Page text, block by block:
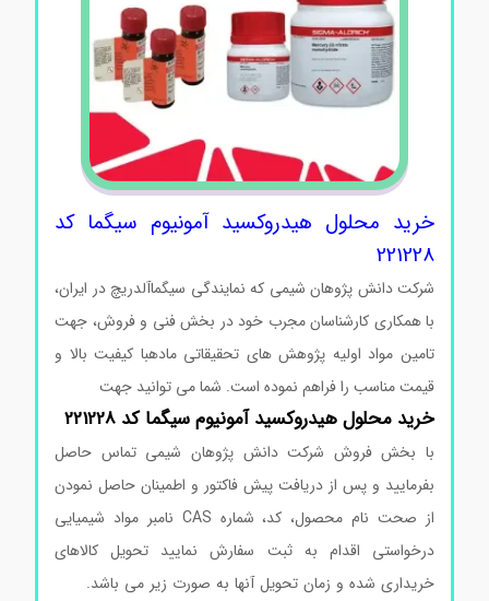
خرید محلول هیدروکسید آمونیوم سیگما کد
221228
شرکت دانش پژوهان شیمی که نمایندگی سیگماآلدریچ در ایران،
با همکاری کارشناسان مجرب خود در بخش فنی و فروش، جهت
تامین مواد اولیه پژوهش های تحقیقاتی مادهبا کیفیت بالا و
قیمت مناسب را فراهم نموده است. شما می توانید جهت
خرید محلول هیدروکسید آمونیوم سیگما کد 221228
با بخش فروش شرکت دانش پژوهان شیمی تماس حاصل
بفرمایید و پس از دریافت پیش فاکتور و اطمینان حاصل نمودن
از صحت نام محصول، کد، شماره CAS نامبر مواد شیمیایی
درخواستی اقدام به ثبت سفارش نمایید تحویل کالاهای
خریداری شده و زمان تحویل آنها به صورت زیر می باشد.خرید